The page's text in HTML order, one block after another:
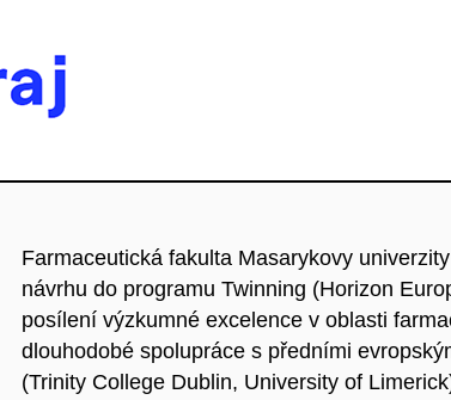
Farmaceutická fakulta Masarykovy
návrhu do programu Twinning (Horizon
posílení výzkumné excelence v oblasti
dlouhodobé spolupráce s předními
(Trinity College Dublin, University of